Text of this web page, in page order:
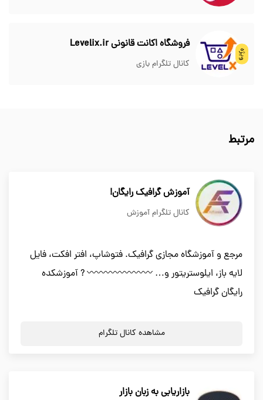
ویژه
فروشگاه اکانت قانونی Levelix.ir
کانال تلگرام بازی
مرتبط
آموزش گرافیک رایگان!
کانال تلگرام آموزش
مرجع و آموزشگاه مجازی گرافیک. فتوشاپ، افتر افکت، فایل
لایه باز، ایلوستریتور و… 〰〰〰〰〰〰〰 ? آموزشکده
رایگان گرافیک
مشاهده کانال تلگرام
بازاریابی به زبان بازار